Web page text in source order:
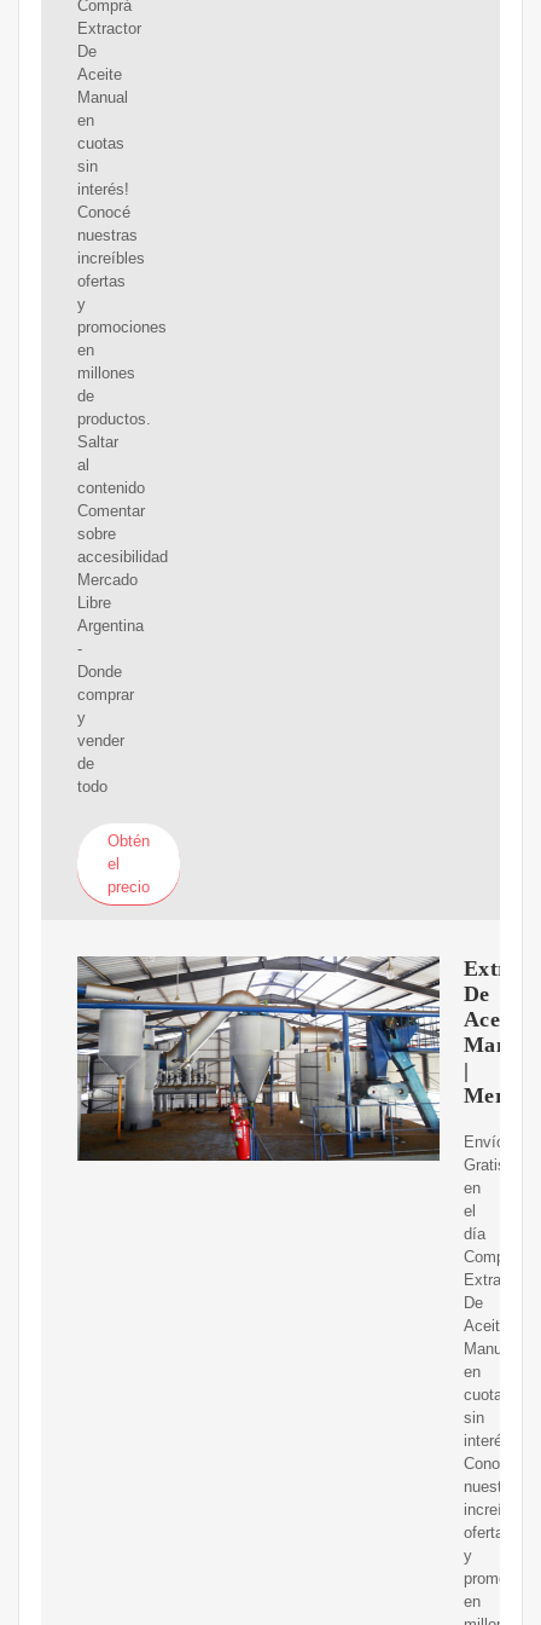
Comprá
Extractor
De
Aceite
Manual
en
cuotas
sin
interés!
Conocé
nuestras
increíbles
ofertas
y
promociones
en
millones
de
productos.
Saltar
al
contenido
Comentar
sobre
accesibilidad
Mercado
Libre
Argentina
-
Donde
comprar
y
vender
de
todo
Obtén
el
precio
De
Aceite
Manual
|
Envíos
Gratis
en
el
día
Compre
Extractor
De
Aceite
Manual
en
cuotas
sin
interés!
Conozca
nuestras
increíbles
ofertas
y
en